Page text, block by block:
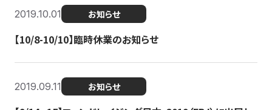
2019.10.01 お知らせ
【10/8-10/10】臨時休業のお知らせ
2019.09.11 お知らせ